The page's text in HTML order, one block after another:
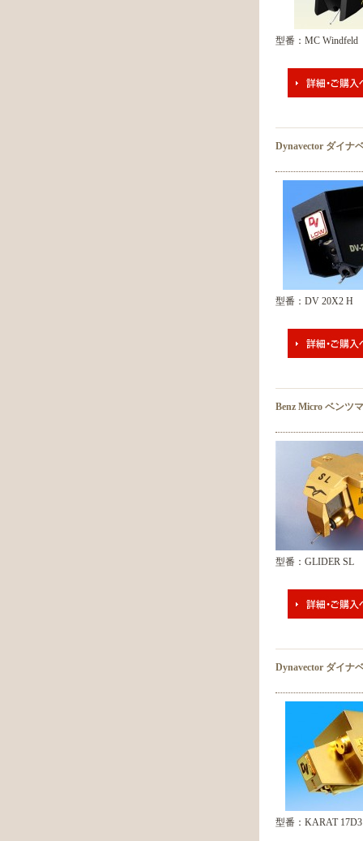
型番：MC Windfeld
Dynavector ダイナ
型番：DV 20X2 H
Benz Micro ベンツ
型番：GLIDER SL
Dynavector ダイナ
型番：KARAT 17D3